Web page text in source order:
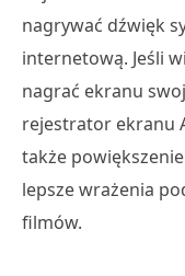
nagrywać dźwięk
internetową. Jeśli
nagrać ekranu
rejestrator ekranu
także
lepsze wrażenia
filmów.